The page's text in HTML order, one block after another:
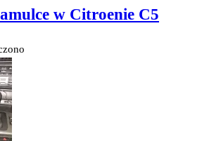
w Citroenie C5